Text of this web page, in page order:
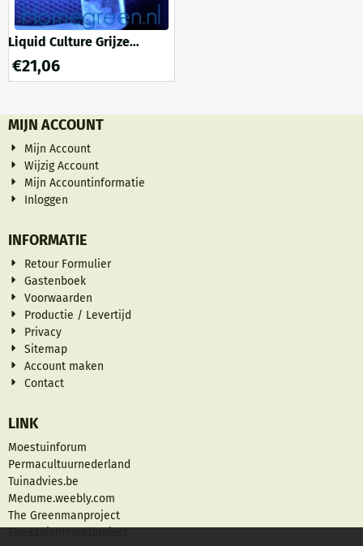
Liquid Culture Grijze
Oesterzwam Zonder sporen
12 ml
€21,06
MIJN ACCOUNT
Mijn Account
Wijzig Account
Mijn Accountinformatie
Inloggen
INFORMATIE
Retour Formulier
Gastenboek
Voorwaarden
Productie / Levertijd
Privacy
Sitemap
Account maken
Contact
LINK
Moestuinforum
Permacultuurnederland
Tuinadvies.be
Medume.weebly.com
The Greenmanproject